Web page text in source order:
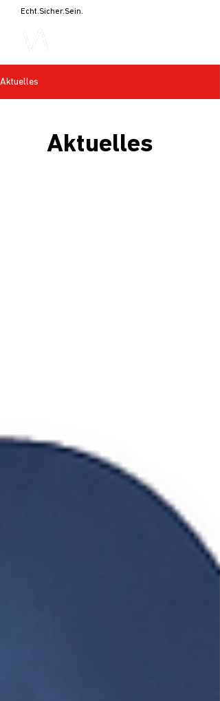
Echt.Sicher.Sein.
Aktuelles
Aktuelles